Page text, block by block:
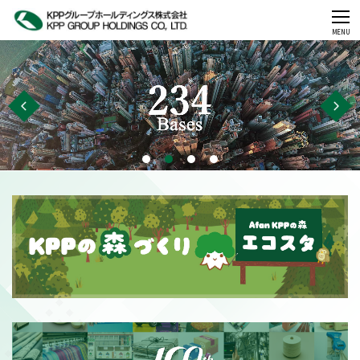
CLOSE
MENU